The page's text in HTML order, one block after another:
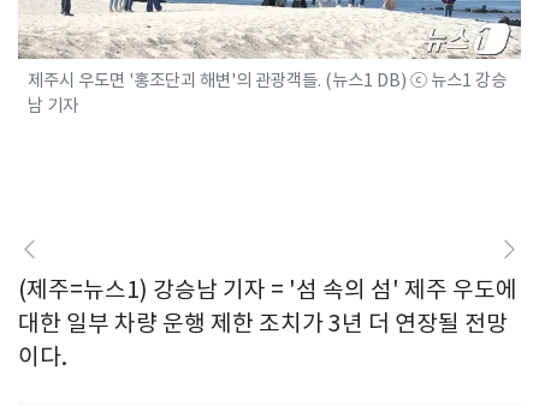
제주시 우도면 '홍조단괴 해변'의 관광객들. (뉴스1 DB) ⓒ 뉴스1 강승
남 기자
(제주=뉴스1) 강승남 기자 = '섬 속의 섬' 제주 우도에
대한 일부 차량 운행 제한 조치가 3년 더 연장될 전망
이다.